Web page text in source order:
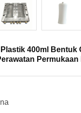
400ml Bentuk
Permukaan